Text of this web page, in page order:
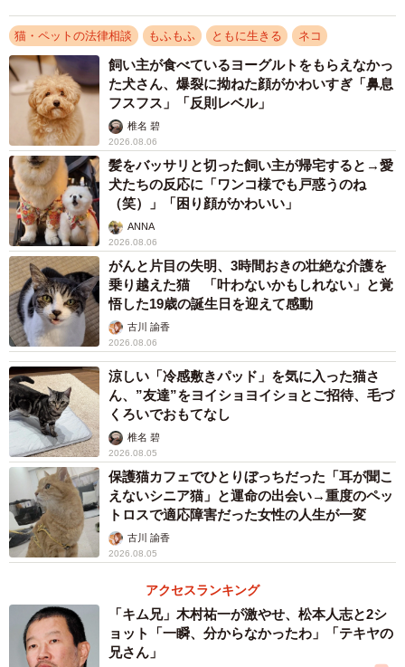
しています（法１条）。
生活保護を受給する条件として、長年連れ添い、家族の一
員であるペットを手放すことを強制するようなことをすれ
ば、困窮に陥った受給者の精神状態をさらに追い詰めるこ
とになりかねません。
むしろ、ペットを飼い、ペットと日々ふれあうことで、心
が安定し、仕事や生活への活力を得られるのではないでし
ょうか。
このように、受給者の「自立の助長」を助けるという側面
から見ても、生活保護を受給することになったからといっ
てペットを手放す必要はないと考えます。
▽２ 現実的な制約
ただし、ペットの飼育費は生活保護費として加算支給され
ることはありません。食費や飼育に必要なグッズなど、ペ
ットにかかる費用はすべて、生活保護費の範囲内で負担し
ていく必要があります。
ここで問題となりやすいのが急な出費、主にはペットが病
気をしたり、怪我をしてしまったときにかかってくる医療
費です。人間と違い皆保険制度がありませんので、ペット
の医療費はどうしても高額になります。
猫・ペットの法律相談 もふもふ ともに生きる ネコ
飼い主が食べているヨーグルトをもらえなかっ
た犬さん、爆裂に拗ねた顔がかわいすぎ「鼻息
フスフス」「反則レベル」
椎名 碧
2026.08.06
髪をバッサリと切った飼い主が帰宅すると→愛
犬たちの反応に「ワンコ様でも戸惑うのね
（笑）」「困り顔がかわいい」
ANNA
2026.08.06
がんと片目の失明、3時間おきの壮絶な介護を
乗り越えた猫 「叶わないかもしれない」と覚
悟した19歳の誕生日を迎えて感動
古川 諭香
2026.08.06
涼しい「冷感敷きパッド」を気に入った猫さ
ん、”友達”をヨイショヨイショとご招待、毛づ
くろいでおもてなし
椎名 碧
2026.08.05
保護猫カフェでひとりぼっちだった「耳が聞こ
えないシニア猫」と運命の出会い→重度のペッ
トロスで適応障害だった女性の人生が一変
古川 諭香
2026.08.05
アクセスランキング
「キム兄」木村祐一が激やせ、松本人志と2シ
ョット「一瞬、分からなかったわ」「テキヤの
兄さん」